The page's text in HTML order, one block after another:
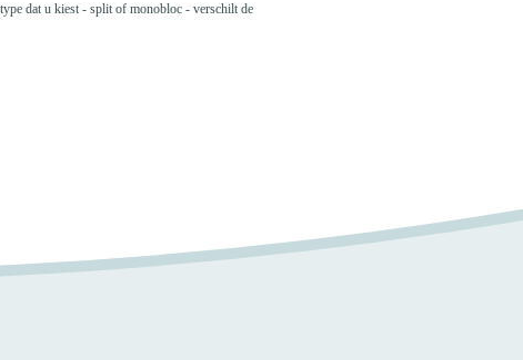
dat u kiest - split of monobloc - verschilt de